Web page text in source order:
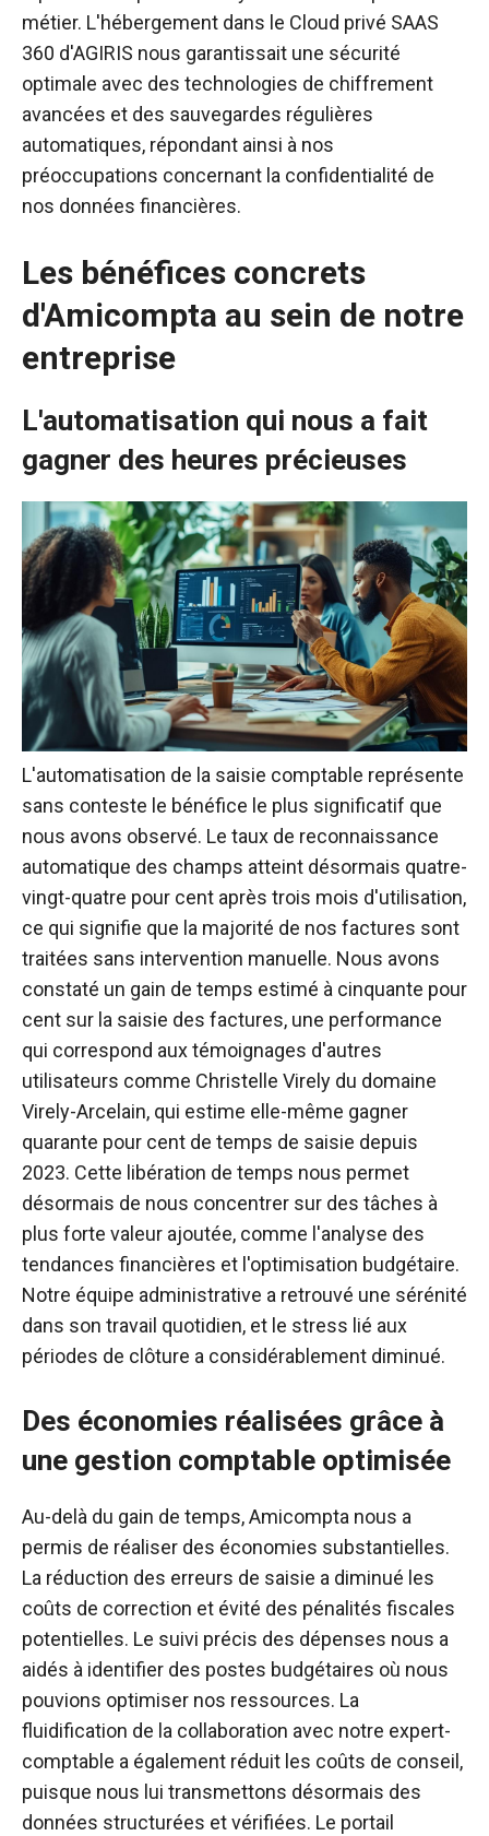
métier. L'hébergement dans le Cloud privé SAAS
360 d'AGIRIS nous garantissait une sécurité
optimale avec des technologies de chiffrement
avancées et des sauvegardes régulières
automatiques, répondant ainsi à nos
préoccupations concernant la confidentialité de
nos données financières.
Les bénéfices concrets
d'Amicompta au sein de notre
entreprise
L'automatisation qui nous a fait
gagner des heures précieuses
L'automatisation de la saisie comptable représente
sans conteste le bénéfice le plus significatif que
nous avons observé. Le taux de reconnaissance
automatique des champs atteint désormais quatre-
vingt-quatre pour cent après trois mois d'utilisation,
ce qui signifie que la majorité de nos factures sont
traitées sans intervention manuelle. Nous avons
constaté un gain de temps estimé à cinquante pour
cent sur la saisie des factures, une performance
qui correspond aux témoignages d'autres
utilisateurs comme Christelle Virely du domaine
Virely-Arcelain, qui estime elle-même gagner
quarante pour cent de temps de saisie depuis
2023. Cette libération de temps nous permet
désormais de nous concentrer sur des tâches à
plus forte valeur ajoutée, comme l'analyse des
tendances financières et l'optimisation budgétaire.
Notre équipe administrative a retrouvé une sérénité
dans son travail quotidien, et le stress lié aux
périodes de clôture a considérablement diminué.
Des économies réalisées grâce à
une gestion comptable optimisée
Au-delà du gain de temps, Amicompta nous a
permis de réaliser des économies substantielles.
La réduction des erreurs de saisie a diminué les
coûts de correction et évité des pénalités fiscales
potentielles. Le suivi précis des dépenses nous a
aidés à identifier des postes budgétaires où nous
pouvions optimiser nos ressources. La
fluidification de la collaboration avec notre expert-
comptable a également réduit les coûts de conseil,
puisque nous lui transmettons désormais des
données structurées et vérifiées. Le portail